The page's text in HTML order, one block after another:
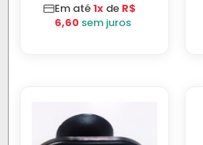
Em até1x de R$
6,60 sem juros